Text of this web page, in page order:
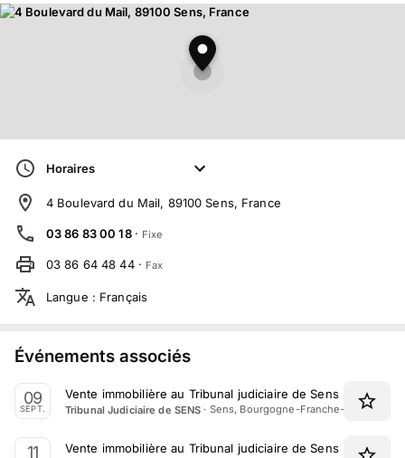
Horaires
4 Boulevard du Mail, 89100 Sens, France
03 86 83 00 18 · Fixe
03 86 64 48 44 · Fax
Langue : Français
Événements associés
09
SEPT.
Vente immobilière au Tribunal judiciaire de Sens le 9
Tribunal Judiciaire de SENS · Sens, Bourgogne-Franche-Comté
11 Vente immobilière au Tribunal judiciaire de Sens le 11